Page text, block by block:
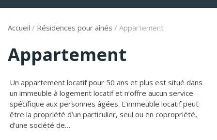
Accueil / Résidences pour aînés / Appartement
Appartement
Un appartement locatif pour 50 ans et plus est situé dans
un immeuble à logement locatif et n’offre aucun service
spécifique aux personnes âgées. L'immeuble locatif peut
être la propriété d’un particulier, seul ou en copropriété,
d’une société de…